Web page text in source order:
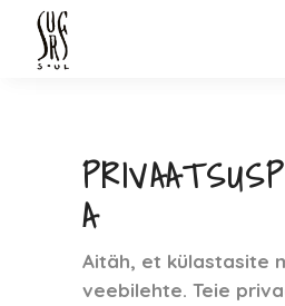
A
Aitäh, et külastasite
veebilehte. Teie